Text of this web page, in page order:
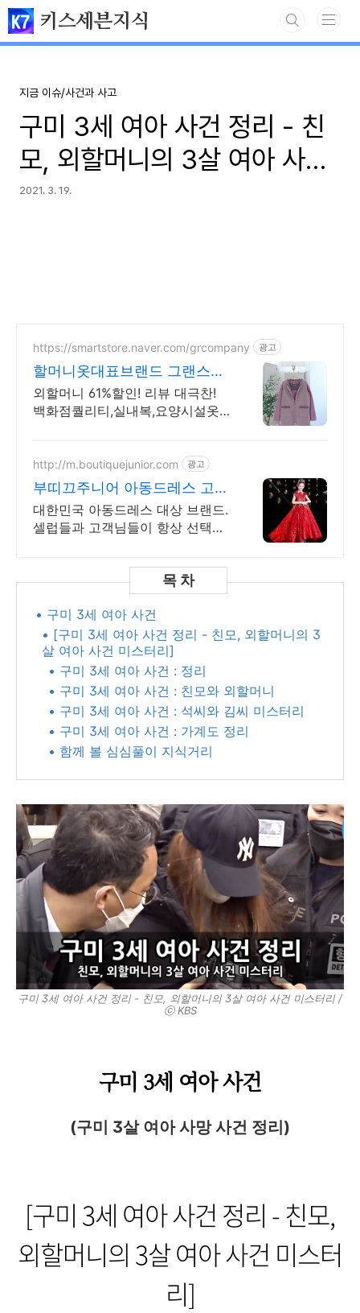
본문 바로가기
키스세븐지식
지금 이슈/사건과 사고
구미 3세 여아 사건 정리 - 친
모, 외할머니의 3살 여아 사건
미스터리
2021. 3. 19.
https://smartstore.naver.com/grcompany 광고
할머니옷대표브랜드 그랜스타
일
외할머니 61%할인! 리뷰 대극찬!
백화점퀄리티,실내복,요양시설옷,
http://m.boutiquejunior.com 광고
부띠끄주니어 아동드레스 고객
만족 대상업체
대한민국 아동드레스 대상 브랜드.
셀럽들과 고객님들이 항상 선택하
• 구미 3세 여아 사건
• [구미 3세 여아 사건 정리 - 친모, 외할머니의 3
살 여아 사건 미스터리]
• 구미 3세 여아 사건 : 정리
• 구미 3세 여아 사건 : 친모와 외할머니
• 구미 3세 여아 사건 : 석씨와 김씨 미스터리
• 구미 3세 여아 사건 : 가계도 정리
• 함께 볼 심심풀이 지식거리
구미 3세 여아 사건 정리 - 친모, 외할머니의 3살 여아 사건 미스터리 /
ⓒ KBS
구미 3세 여아 사건
(구미 3살 여아 사망 사건 정리)
[구미 3세 여아 사건 정리 - 친모,
외할머니의 3살 여아 사건 미스터
리]